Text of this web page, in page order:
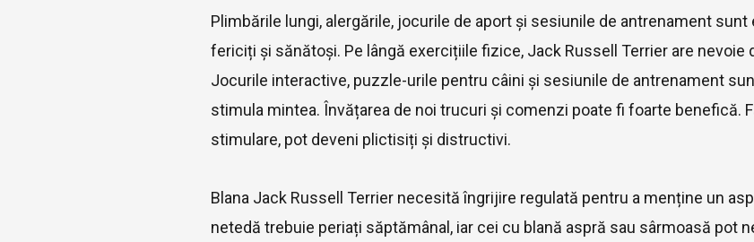
Plimbările lungi, alergările, jocurile de aport și sesiunile de antrenament
fericiți și sănătoși. Pe lângă exercițiile fizice, Jack Russell Terrier are
Jocurile interactive, puzzle-urile pentru câini și sesiunile de antrenament
stimula mintea. Învățarea de noi trucuri și comenzi poate fi foarte benefică.
stimulare, pot deveni plictisiți și distructivi.
Blana Jack Russell Terrier necesită îngrijire regulată pentru a menține un
netedă trebuie periați săptămânal, iar cei cu blană aspră sau sârmoasă pot